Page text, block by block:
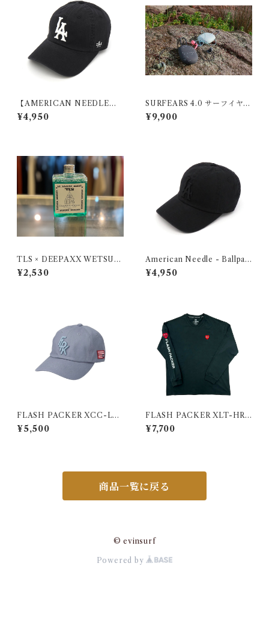
【AMERICAN NEEDLE】B
ALLPARK - LA
¥4,950
SURFEARS 4.0 サーフイヤー
| BLACK SAGE
¥9,900
TLS × DEEPAXX WETSUIT
S SHAMPOO（Re:mind0
2）
¥2,530
American Needle - Ballpar
k Los Angeles Black
¥4,950
FLASH PACKER XCC-LT
D（コットンツイル ローキャ
ップ）BLUE
¥5,500
FLASH PACKER XLT-HRT
（Dry Silky Cotton®ロング
スリーブTシャツ）BLACK
¥7,700
商品一覧に戻る
© evinsurf
Powered by